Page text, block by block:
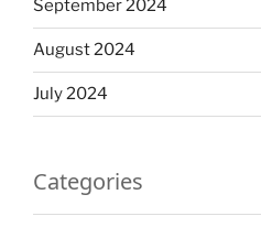
September 2024
August 2024
July 2024
Categories